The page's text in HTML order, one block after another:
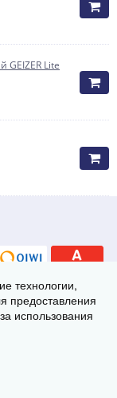
GEIZER Lite
2026
технологии,
предоставления
использования